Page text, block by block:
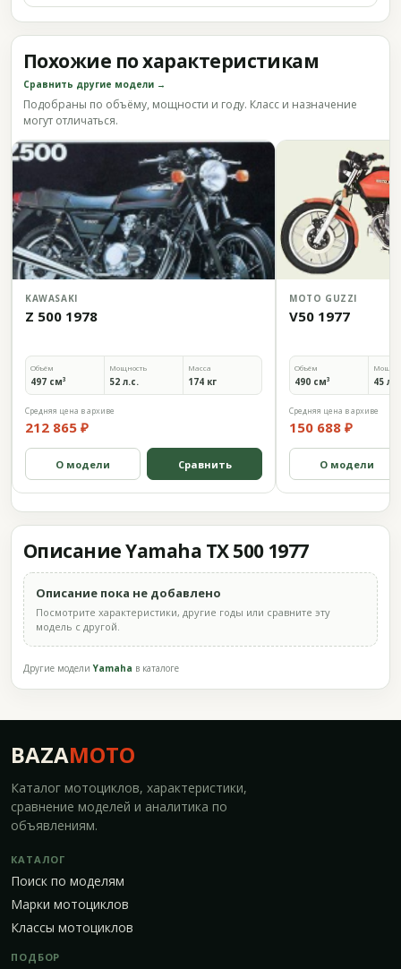
Похожие по характеристикам
Сравнить другие модели →
Подобраны по объёму, мощности и году. Класс и назначение
могут отличаться.
KAWASAKI
Z 500 1978
Объём
497 см³
Мощность
52 л.с.
Масса
174 кг
Средняя цена в архиве
212 865 ₽
О модели Сравнить
MOTO GUZZI
V50 1977
Объём
490 см³ 45
Средняя цена в архиве
150 688 ₽
О модели
Описание Yamaha TX 500 1977
Описание пока не добавлено
Посмотрите характеристики, другие годы или сравните эту
модель с другой.
Другие моделиYamaha в каталоге
BAZAMOTO
Каталог мотоциклов, характеристики,
сравнение моделей и аналитика по
объявлениям.
КАТАЛОГ
Поиск по моделям
Марки мотоциклов
Классы мотоциклов
ПОДБОР